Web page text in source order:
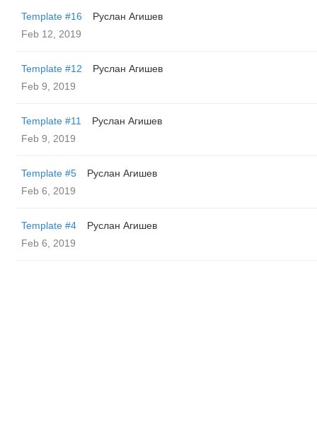
Template #16
Руслан Агишев
Feb 12, 2019
Template #12
Руслан Агишев
Feb 9, 2019
Template #11
Руслан Агишев
Feb 9, 2019
Template #5
Руслан Агишев
Feb 6, 2019
Template #4
Руслан Агишев
Feb 6, 2019